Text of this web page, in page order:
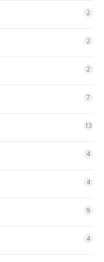
2
2
2
7
13
4
4
9
4